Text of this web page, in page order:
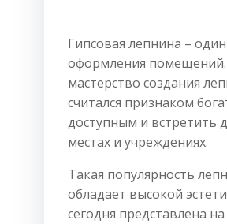
Гипсовая лепнина –
оформления помещений.
мастерство создания
считался признаком
доступным и встретить
местах и учреждениях.
Такая популярность
обладает высокой
сегодня представлена